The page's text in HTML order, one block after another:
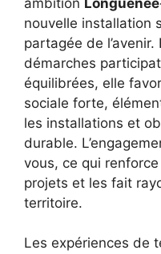
nouvelle installation
partagée de l’avenir.
démarches
équilibrées, elle
sociale forte,
les installations et
durable.
vous, ce qui
projets et les fait
territoire.
Les expériences de